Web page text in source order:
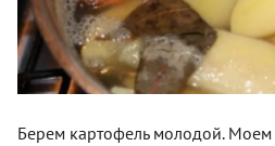
Берем картофель молодой.